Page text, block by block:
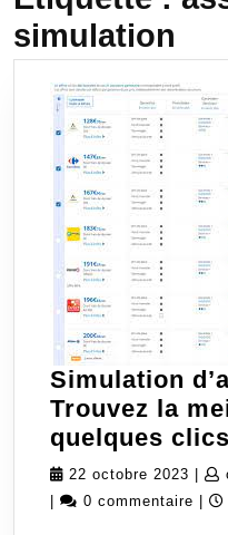
simulation
Simulation
Trouvez la
quelques
22 octobre 2023 22
0 commentaire